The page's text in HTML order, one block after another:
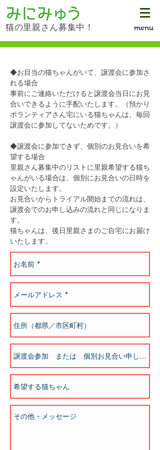
猫の里親さん募集中！ menu
◆お目当の猫ちゃんがいて、譲渡会に参加さ
れる場合
事前にご連絡いただけると譲渡会当日にお見
合いできるように手配いたします。（預かり
ボランティアさん宅にいる猫ちゃんは、毎回
譲渡会に参加してないためです。）
◆譲渡会に参加できず、個別のお見合いを希
望する場合
里親さん募集中のリストに里親希望する猫ち
ゃんがいる場合は、個別にお見合いの日時を
設定いたします。
お見合いからトライアル開始までの流れは、
譲渡会でのお申し込みの流れと同じになりま
す。
​猫ちゃんは、後日里親さまのご自宅にお届け
いたします。